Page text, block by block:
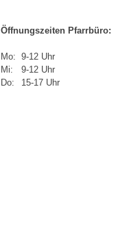
Öffnungszeiten Pfarrbüro:
Mo: 9-12 Uhr
Mi:
9-12 Uhr
Do:
15-17 Uhr